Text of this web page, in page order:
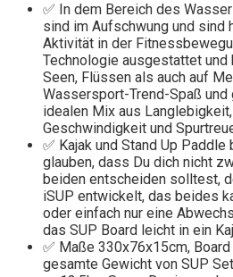
✅ In dem Bereich des
sind im Aufschwung und sind
Aktivität in der
Technologie ausgestattet
Seen, Flüssen als auch auf
Wassersport-Trend-Spaß und
idealen Mix aus
Geschwindigkeit und
✅ Kajak und Stand Up Paddle
glauben, dass Du dich nicht
beiden entscheiden solltest,
iSUP entwickelt, das beides
oder einfach nur eine
das SUP Board leicht in ein
✅ Maße 330x76x15cm, Board
gesamte Gewicht von SUP